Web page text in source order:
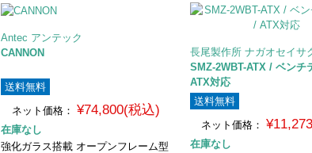
Antec アンテック
CANNON
送料無料
ネット価格：
¥74,800(税込)
在庫なし
強化ガラス搭載 オープンフレーム型
長尾製作所 ナガオセイサ
SMZ-2WBT-ATX / ベンチ
ATX対応
送料無料
ネット価格：
在庫なし